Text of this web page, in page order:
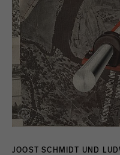
JOOST SCHMIDT UND